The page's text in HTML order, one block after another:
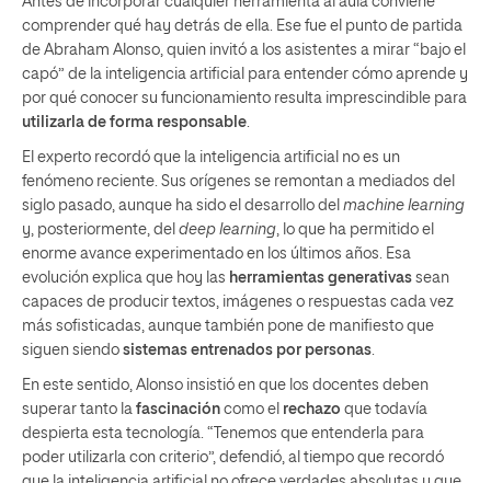
comprender qué hay detrás de ella. Ese fue el punto de partida
de Abraham Alonso, quien invitó a los asistentes a mirar “bajo el
capó” de la inteligencia artificial para entender cómo aprende y
por qué conocer su funcionamiento resulta imprescindible para
utilizarla de forma responsable
El experto recordó que la inteligencia artificial no es un
fenómeno reciente. Sus orígenes se remontan a mediados del
siglo pasado, aunque ha sido el desarrollo del machine learning
y, posteriormente, del deep learning , lo que ha permitido el
enorme avance experimentado en los últimos años. Esa
evolución explica que hoy las herramientas generativas sean
capaces de producir textos, imágenes o respuestas cada vez
más sofisticadas, aunque también pone de manifiesto que
siguen siendo sistemas entrenados por personas
En este sentido, Alonso insistió en que los docentes deben
superar tanto la fascinación como el rechazo que todavía
despierta esta tecnología. “Tenemos que entenderla para
poder utilizarla con criterio”, defendió, al tiempo que recordó